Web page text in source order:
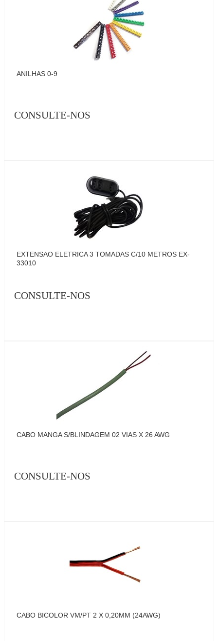
ANILHAS 0-9
CONSULTE-NOS
EXTENSAO ELETRICA 3 TOMADAS C/10 METROS EX-
33010
CONSULTE-NOS
CABO MANGA S/BLINDAGEM 02 VIAS X 26 AWG
CONSULTE-NOS
CABO BICOLOR VM/PT 2 X 0,20MM (24AWG)